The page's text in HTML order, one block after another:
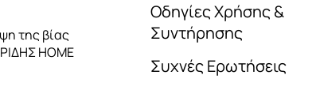
της βίας
HOME
Οδηγίες Χρήσης &
Συντήρησης
Συχνές Ερωτήσεις